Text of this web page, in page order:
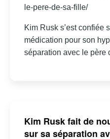
le-pere-de-sa-fille/
Kim Rusk s’est confiée
médication pour son
séparation avec le père
Kim Rusk fait de
sur sa séparation